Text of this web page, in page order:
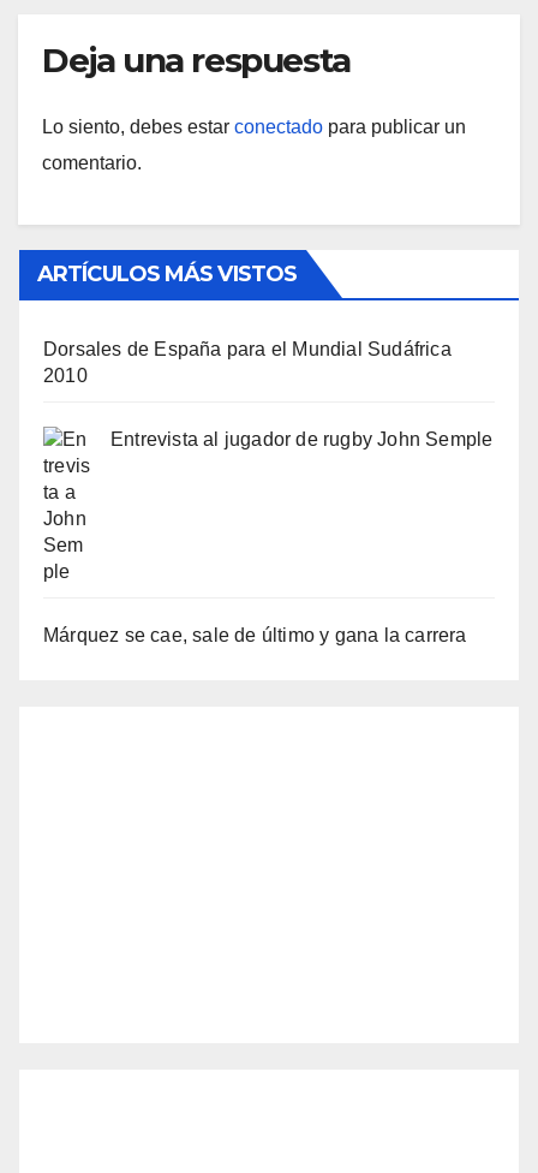
Deja una respuesta
Lo siento, debes estar conectado para publicar un
comentario.
ARTÍCULOS MÁS VISTOS
Dorsales de España para el Mundial Sudáfrica
2010
Entrevista al jugador de rugby John Semple
Márquez se cae, sale de último y gana la carrera